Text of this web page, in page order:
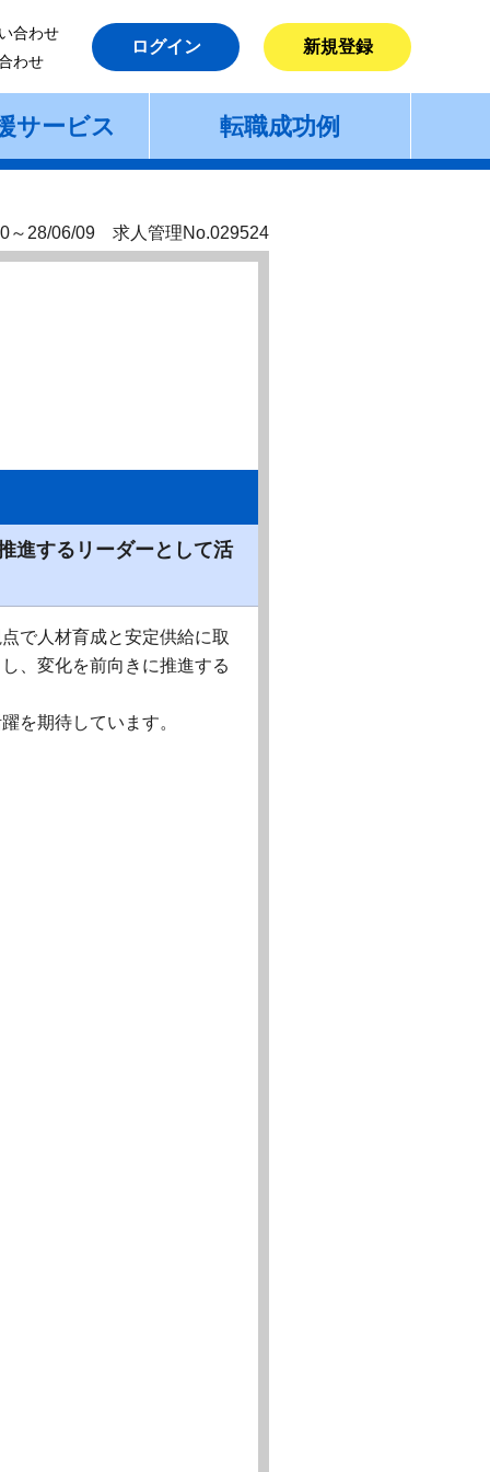
合わせ
わせ
ログイン 新規登録
サービス 転職成功例
～28/06/09 求人管理No.029524
進するリーダーとして活
で人材育成と安定供給に取
、変化を前向きに推進する
を期待しています。